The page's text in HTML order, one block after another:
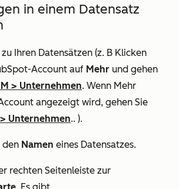
in einem Datensatz
Ihren Datensätzen (z. B Klicken
Account auf Mehr und gehen
> Unternehmen. Wenn Mehr
angezeigt wird, gehen Sie
> Unternehmen.. ).
den Namen eines Datensatzes.
rechten Seitenleiste zur
. Es gibt